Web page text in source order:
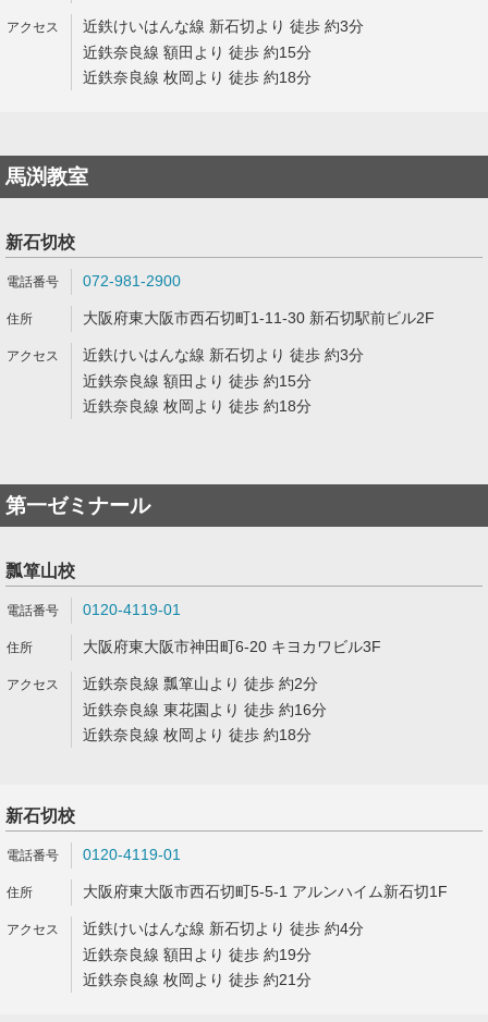
近鉄けいはんな線 新石切より 徒歩 約3分
近鉄奈良線 額田より 徒歩 約15分
近鉄奈良線 枚岡より 徒歩 約18分
馬渕教室
新石切校
072-981-2900
大阪府東大阪市西石切町1-11-30 新石切駅前ビル2F
近鉄けいはんな線 新石切より 徒歩 約3分
近鉄奈良線 額田より 徒歩 約15分
近鉄奈良線 枚岡より 徒歩 約18分
第一ゼミナール
瓢箪山校
0120-4119-01
大阪府東大阪市神田町6-20 キヨカワビル3F
近鉄奈良線 瓢箪山より 徒歩 約2分
近鉄奈良線 東花園より 徒歩 約16分
近鉄奈良線 枚岡より 徒歩 約18分
新石切校
0120-4119-01
大阪府東大阪市西石切町5-5-1 アルンハイム新石切1F
近鉄けいはんな線 新石切より 徒歩 約4分
近鉄奈良線 額田より 徒歩 約19分
近鉄奈良線 枚岡より 徒歩 約21分